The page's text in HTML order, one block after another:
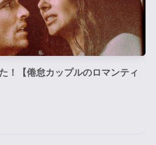
！【倦怠カップルのロマンティ